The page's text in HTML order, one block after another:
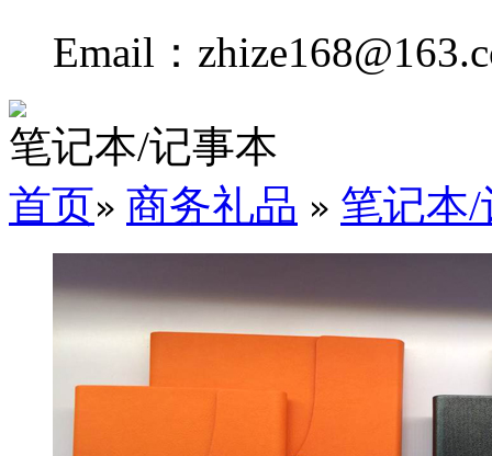
Email：
笔记本/记事本
首页» 商务礼品 » 笔记本